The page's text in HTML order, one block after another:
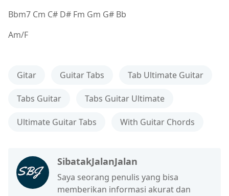
Bbm7 Cm C# D# Fm Gm G# Bb
Am/F
Gitar Guitar Tabs Tab Ultimate Guitar
Tabs Guitar Tabs Guitar Ultimate
Ultimate Guitar Tabs With Guitar Chords
SibatakJalanJalan
Saya seorang penulis yang bisa
memberikan informasi akurat dan